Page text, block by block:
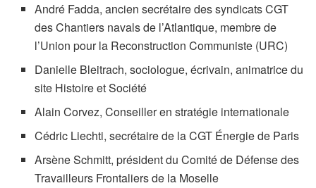
André Fadda, ancien secrétaire des syndicats CGT
des Chantiers navals de l’Atlantique, membre de
l’Union pour la Reconstruction Communiste (URC)
Danielle Bleitrach, sociologue, écrivain, animatrice du
site Histoire et Société
Alain Corvez, Conseiller en stratégie internationale
Cédric Liechti, secrétaire de la CGT Énergie de Paris
Arsène Schmitt, président du Comité de Défense des
Travailleurs Frontaliers de la Moselle